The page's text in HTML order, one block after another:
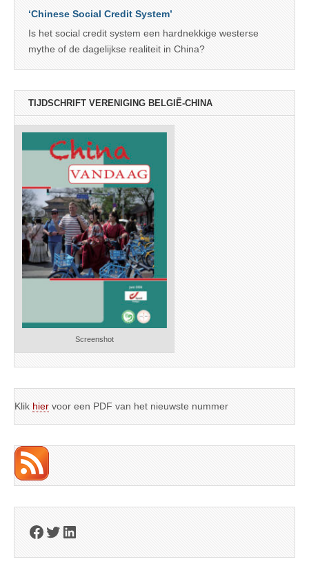
‘Chinese Social Credit System’
Is het social credit system een hardnekkige westerse
mythe of de dagelijkse realiteit in China?
TIJDSCHRIFT VERENIGING BELGIË-CHINA
Screenshot
Klik hier voor een PDF van het nieuwste nummer
Facebook
Twitter
LinkedIn